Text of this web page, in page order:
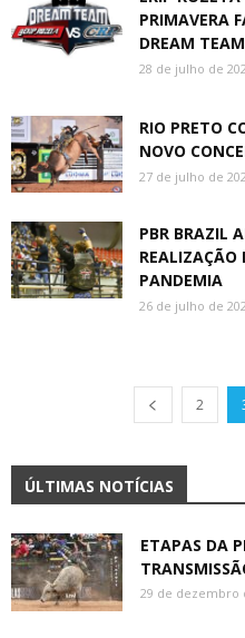
PRIMAVERA
DREAM TEAM
28 de julho de
RIO PRETO
NOVO
27 de julho de
PBR BRAZIL
REALIZAÇÃO
PANDEMIA
26 de julho de
2
ÚLTIMAS NOTÍCIAS
ETAPAS DA
29 de dezembro